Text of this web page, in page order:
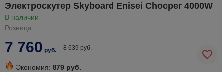
Электроскутер Skyboard Enisei Chooper 4000W
В наличии
Розница
7 760 руб. 8 639 руб.
Экономия: 879 руб.